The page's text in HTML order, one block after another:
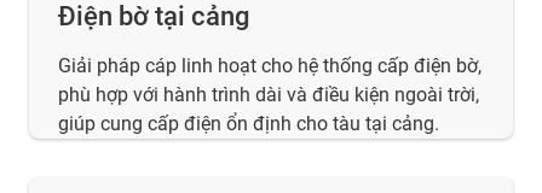
Điện bờ tại cảng
Giải pháp cáp linh hoạt cho hệ thống cấp điện bờ,
phù hợp với hành trình dài và điều kiện ngoài trời,
giúp cung cấp điện ổn định cho tàu tại cảng.